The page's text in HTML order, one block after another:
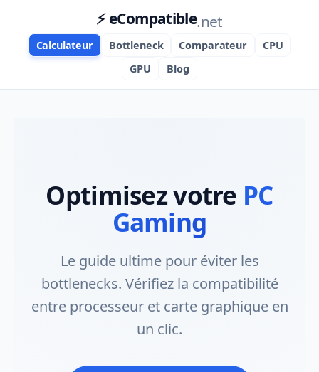
⚡ eCompatible.net
Calculateur Bottleneck Comparateur
CPU
GPU
Blog
Optimisez votre PC
Gaming
Le guide ultime pour éviter les
bottlenecks. Vérifiez la compatibilité
entre processeur et carte graphique en
un clic.